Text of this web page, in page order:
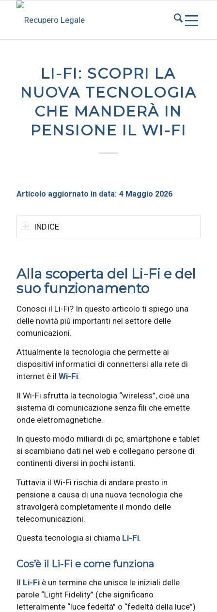
LI-FI: SCOPRI LA
NUOVA TECNOLOGIA
CHE MANDERÀ IN
PENSIONE IL WI-FI
Articolo aggiornato in data: 4 Maggio 2026
INDICE
Alla scoperta del Li-Fi e del
suo funzionamento
Conosci il Li-Fi? In questo articolo ti spiego una
delle novità più importanti nel settore delle
comunicazioni.
Attualmente la tecnologia che permette ai
dispositivi informatici di connettersi alla rete di
internet è il Wi-Fi.
Il Wi-Fi sfrutta la tecnologia “wireless”, cioè una
sistema di comunicazione senza fili che emette
onde eletromagnetiche.
In questo modo miliardi di pc, smartphone e tablet
si scambiano dati nel web e collegano persone di
continenti diversi in pochi istanti.
Tuttavia il Wi-Fi rischia di andare presto in
pensione a causa di una nuova tecnologia che
stravolgerà completamente il mondo delle
telecomunicazioni.
Questa tecnologia si chiama Li-Fi.
Cos’è il Li-Fi e come funziona
Il Li-Fiè un termine che unisce le iniziali delle
parole “Light Fidelity” (che significano
letteralmente “luce fedeltà” o “fedeltà della luce”)